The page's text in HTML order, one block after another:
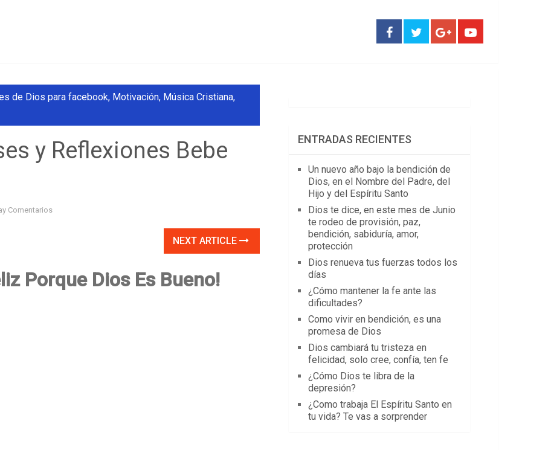
de Dios para facebook, Motivación, Música Cristiana,
y Reflexiones Bebe
Comentarios
NEXT ARTICLE
Porque Dios Es Bueno!
ENTRADAS RECIENTES
Un nuevo año bajo la bendición de
Dios, en el Nombre del Padre, del
Hijo y del Espíritu Santo
Dios te dice, en este mes de Junio
te rodeo de provisión, paz,
bendición, sabiduría, amor,
protección
Dios renueva tus fuerzas todos los
días
¿Cómo mantener la fe ante las
dificultades?
Como vivir en bendición, es una
promesa de Dios
Dios cambiará tu tristeza en
felicidad, solo cree, confía, ten fe
¿Cómo Dios te libra de la
depresión?
¿Como trabaja El Espíritu Santo en
tu vida? Te vas a sorprender